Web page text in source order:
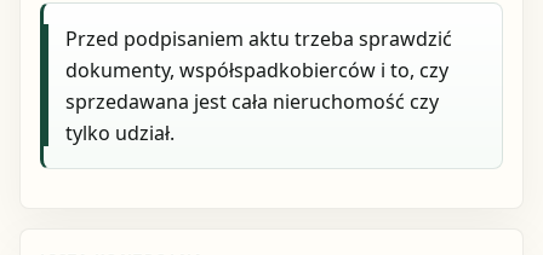
Przed podpisaniem aktu trzeba sprawdzić
dokumenty, współspadkobierców i to, czy
sprzedawana jest cała nieruchomość czy
tylko udział.